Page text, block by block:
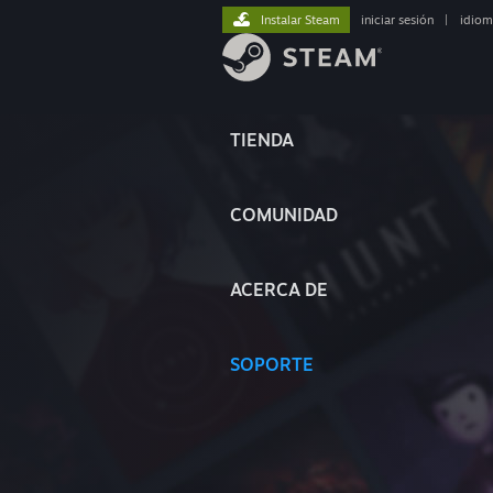
TIENDA
COMUNIDAD
ACERCA DE
SOPORTE
Instalar Steam iniciar sesión